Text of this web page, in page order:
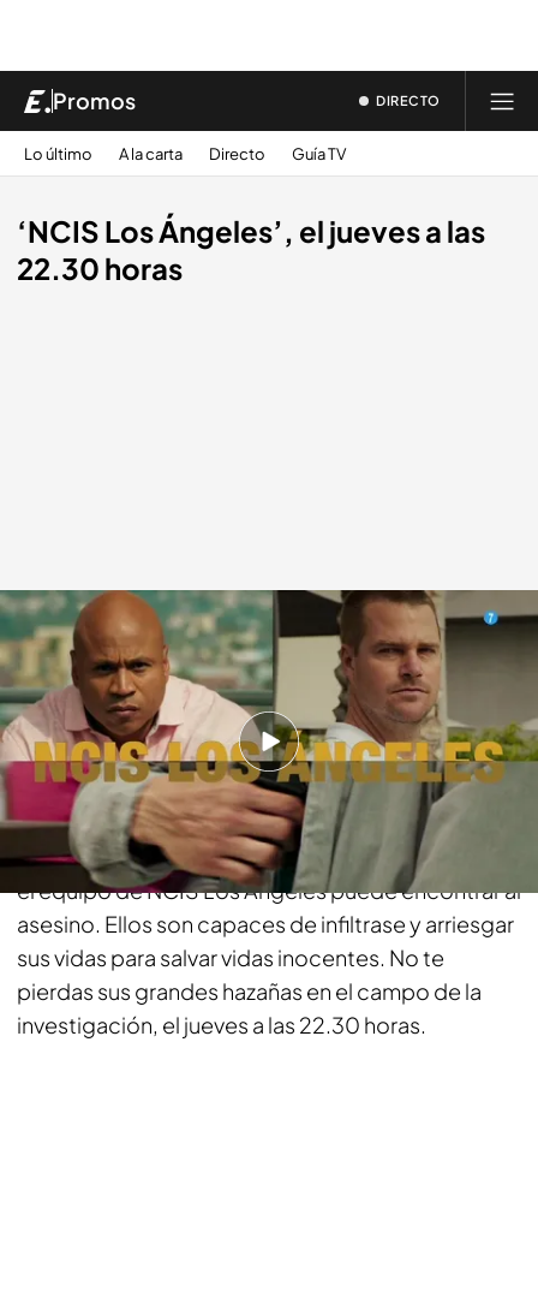
Promos DIRECTO
Lo último A la carta Directo Guía TV
‘NCIS Los Ángeles’, el jueves a las
22.30 horas
energy.es
10 OCT 2016 - 18:12h.
Compartir
Una vez descartado lo imposible, lo que queda
por improbable que parezca es la verdad. Por eso,
el equipo de NCIS Los Ángeles puede encontrar al
asesino. Ellos son capaces de infiltrase y arriesgar
sus vidas para salvar vidas inocentes. No te
pierdas sus grandes hazañas en el campo de la
investigación, el jueves a las 22.30 horas.